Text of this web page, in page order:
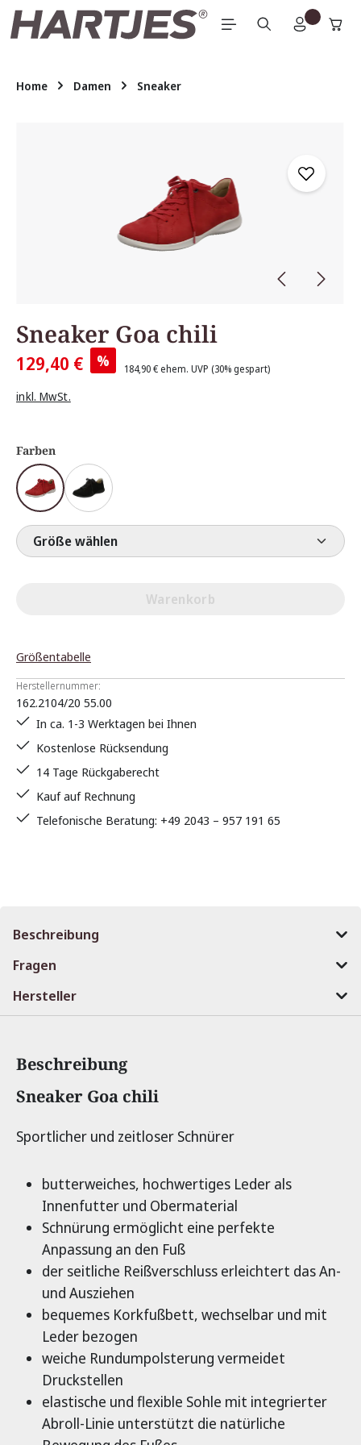
Zum Hauptinhalt springen
Home Damen Sneaker
Sneaker Goa chili
129,40 € % 184,90 € ehem. UVP (30% gespart)
inkl. MwSt.
Farben
Größe wählen
Warenkorb
Größentabelle
Herstellernummer:
162.2104/20 55.00
In ca. 1-3 Werktagen bei Ihnen
Kostenlose Rücksendung
14 Tage Rückgaberecht
Kauf auf Rechnung
Telefonische Beratung: +49 2043 – 957 191 65
Beschreibung
Fragen
Hersteller
Beschreibung
Produktinformationen
Sneaker Goa chili
Sportlicher und zeitloser Schnürer
butterweiches, hochwertiges Leder als
Innenfutter und Obermaterial
Schnürung ermöglicht eine perfekte
Anpassung an den Fuß
der seitliche Reißverschluss erleichtert das An-
und Ausziehen
bequemes Korkfußbett, wechselbar und mit
Leder bezogen
weiche Rundumpolsterung vermeidet
Druckstellen
elastische und flexible Sohle mit integrierter
Abroll-Linie unterstützt die natürliche